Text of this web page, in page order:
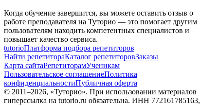
Когда обучение завершится, вы можете оставить отзыв о
работе преподавателя на Туторио — это помогает другим
пользователям находить компетентных специалистов и
повышает качество сервиса.
tutorioПлатформа подбора репетиторов
Найти репетитораКаталог репетиторовЗаказы
Карта сайтаРепетиторамУченикам
Пользовательское соглашениеПолитика
конфиденциальностиПубличная оферта
© 2011–2026, «Туторио». При использовании материалов
гиперссылка на tutorio.ru обязательна. ИНН 772161785163,